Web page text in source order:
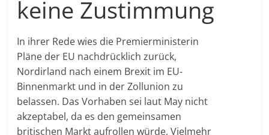
keine Zustimmung
In ihrer Rede wies die Premierministerin
Pläne der EU nachdrücklich zurück,
Nordirland nach einem Brexit im EU-
Binnenmarkt und in der Zollunion zu
belassen. Das Vorhaben sei laut May nicht
akzeptabel, da es den gemeinsamen
britischen Markt aufrollen würde. Vielmehr